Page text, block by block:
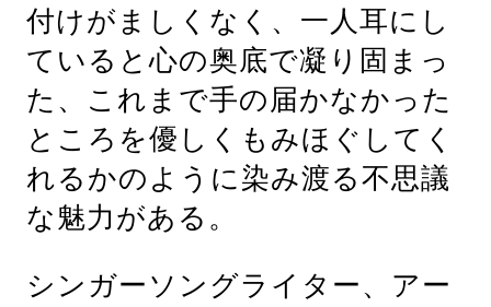
付けがましくなく、一人耳にし
ていると心の奥底で凝り固まっ
た、これまで手の届かなかった
ところを優しくもみほぐしてく
れるかのように染み渡る不思議
な魅力がある。
シンガーソングライター、アー